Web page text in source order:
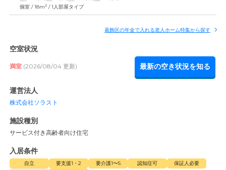
個室 / 18m2 / 1人部屋タイプ
葛飾区の年金で入れる老人ホーム特集から探す
空室状況
満室 (2026/08/04 更新) 最新の空き状況を知る
運営法人
株式会社ソラスト
施設種別
サービス付き高齢者向け住宅
入居条件
自立 要支援1・2 要介護1〜5 認知症可
保証人必要